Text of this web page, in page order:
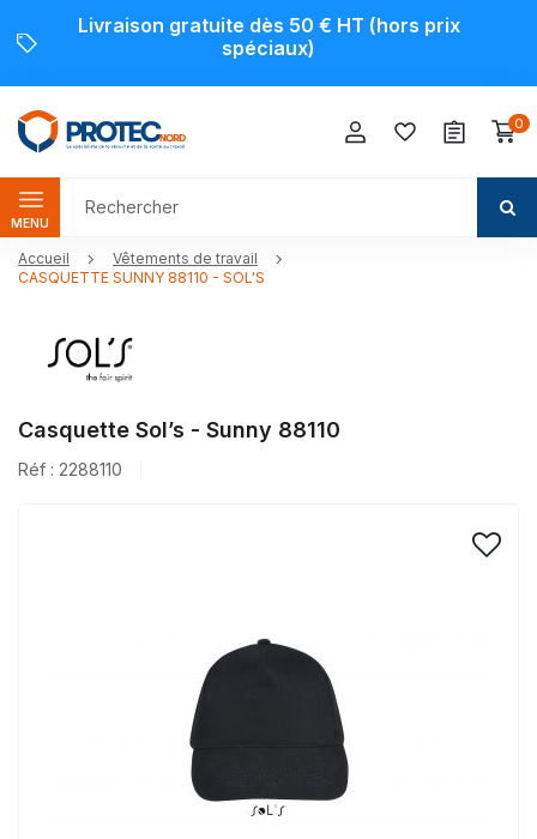
Livraison gratuite dès 50 € HT (hors prix
spéciaux)
0
MENU
Accueil
Vêtements de travail
CASQUETTE SUNNY 88110 - SOL'S
Casquette Sol’s - Sunny 88110
Réf : 2288110